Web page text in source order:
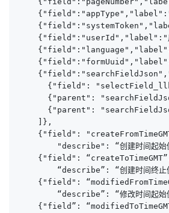
{"field":
{"parent":
{"parent":
    ]},
{"field":
"describe": “创建时间起
{"field":
“describe”: “创建时间终
{"field":
“describe”: “修改时间起始
{"field”: